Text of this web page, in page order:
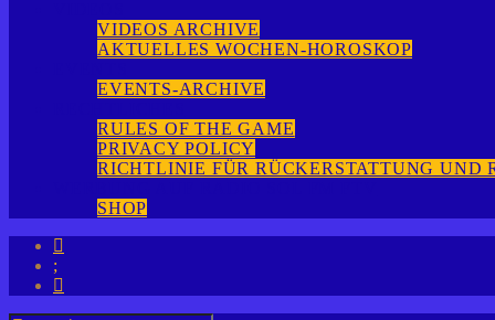
VIDEOS ARCHIVE
AKTUELLES WOCHEN-HOROSKOP
EVENTS-ARCHIVE
RULES OF THE GAME
PRIVACY POLICY
RICHTLINIE FÜR RÜCKERSTATTUNG UND
SHOP